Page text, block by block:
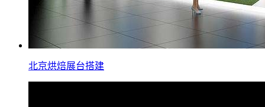
北京烘焙展台搭建